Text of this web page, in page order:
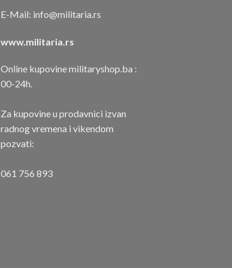
E-Mail: info@militaria.rs
www.militaria.rs
Online kupovine militaryshop.ba :
00-24h.
Za kupovine u prodavnici izvan
radnog vremena i vikendom
pozvati:
061 756 893